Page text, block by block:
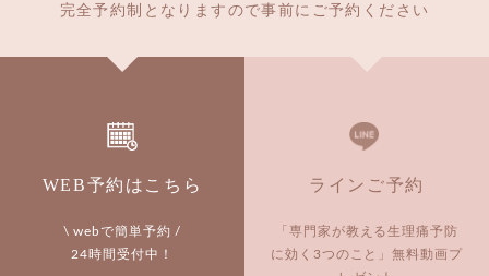
完全予約制となりますので事前にご予約ください
WEB予約はこちら
\ webで簡単予約 /
24時間受付中！
ラインご予約
「専門家が教える生理痛予防
に効く3つのこと」無料動画プ